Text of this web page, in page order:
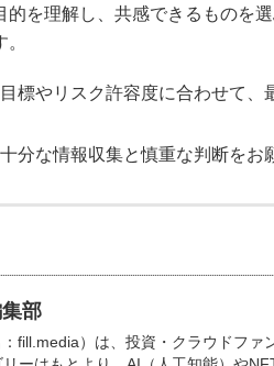
的を理解し、共感できるものを
標やリスク許容度に合わせて、
分な情報収集と慎重な判断をお
部
fill.media）は、投資・クラウドファ